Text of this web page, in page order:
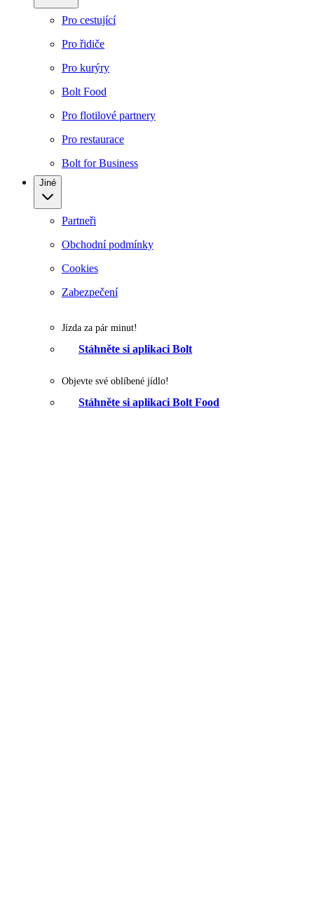
Pro cestující
Pro řidiče
Pro kurýry
Bolt Food
Pro flotilové partnery
Pro restaurace
Bolt for Business
Jiné
Partneři
Obchodní podmínky
Cookies
Zabezpečení
Jízda za pár minut!
Stáhněte si aplikaci Bolt
Objevte své oblíbené jídlo!
Stáhněte si aplikaci Bolt Food